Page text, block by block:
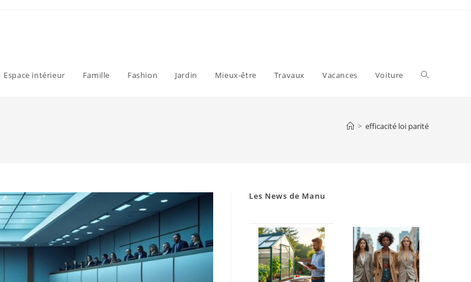
Espace intérieur Famille Fashion Jardin Mieux-être Travaux Vacances Voiture Toggle
> efficacité loi parité
Les News de Manu